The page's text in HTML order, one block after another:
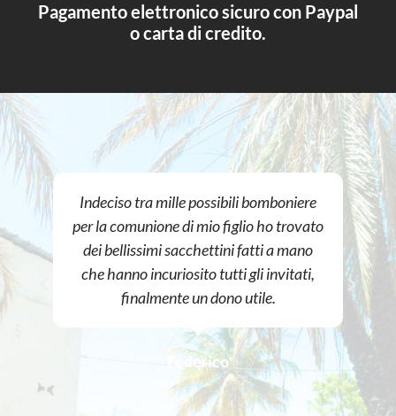
Pagamento elettronico sicuro con Paypal
o carta di credito.
Indeciso tra mille possibili bomboniere
per la comunione di mio figlio ho trovato
dei bellissimi sacchettini fatti a mano
che hanno incuriosito tutti gli invitati,
finalmente un dono utile.
Federico